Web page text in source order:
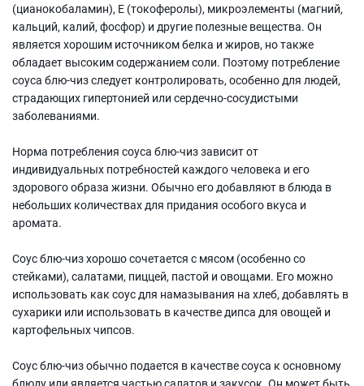
(цианокобаламин), Е (токоферолы), микроэлементы (магний,
кальций, калий, фосфор) и другие полезные вещества. Он
является хорошим источником белка и жиров, но также
обладает высоким содержанием соли. Поэтому потребление
соуса блю-чиз следует контролировать, особенно для людей,
страдающих гипертонией или сердечно-сосудистыми
заболеваниями.
Норма потребления соуса блю-чиз зависит от
индивидуальных потребностей каждого человека и его
здорового образа жизни. Обычно его добавляют в блюда в
небольших количествах для придания особого вкуса и
аромата.
Соус блю-чиз хорошо сочетается с мясом (особенно со
стейками), салатами, пиццей, пастой и овощами. Его можно
использовать как соус для намазывания на хлеб, добавлять в
сухарики или использовать в качестве дипса для овощей и
картофельных чипсов.
Соус блю-чиз обычно подается в качестве соуса к основному